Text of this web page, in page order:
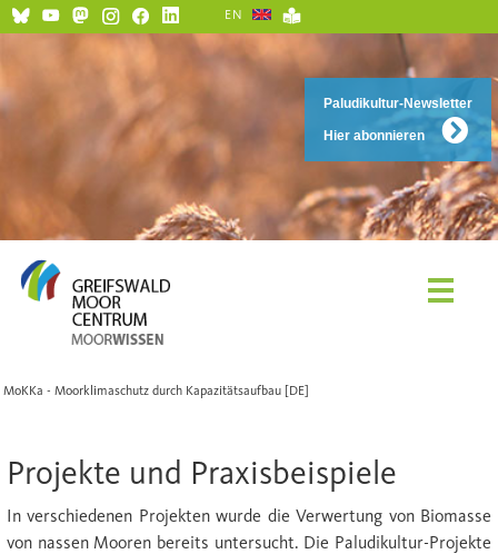
Paludikultur-Newsletter
Hier abonnieren
EN
MoKKa - Moorklimaschutz durch Kapazitätsaufbau [DE]
Projekte und Praxisbeispiele
In verschiedenen Projekten wurde die Verwertung von Biomasse
von nassen Mooren bereits untersucht. Die Paludikultur-Projekte